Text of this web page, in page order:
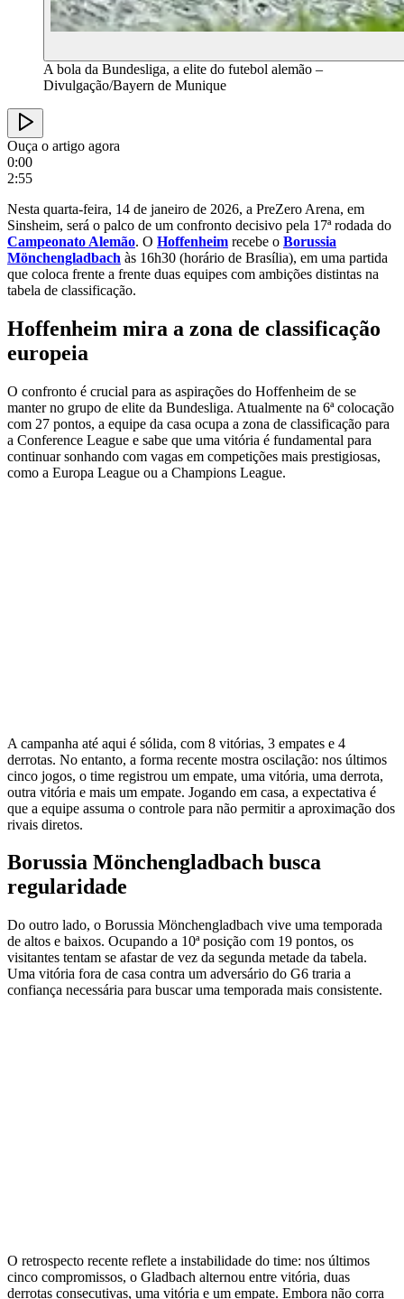
A bola da Bundesliga, a elite do futebol alemão –
Divulgação/Bayern de Munique
Ouça o artigo agora
0:00
2:55
Nesta quarta-feira, 14 de janeiro de 2026, a PreZero Arena, em
Sinsheim, será o palco de um confronto decisivo pela 17ª rodada do
Campeonato Alemão. O Hoffenheim recebe o Borussia
Mönchengladbach às 16h30 (horário de Brasília), em uma partida
que coloca frente a frente duas equipes com ambições distintas na
tabela de classificação.
Hoffenheim mira a zona de classificação
europeia
O confronto é crucial para as aspirações do Hoffenheim de se
manter no grupo de elite da Bundesliga. Atualmente na 6ª colocação
com 27 pontos, a equipe da casa ocupa a zona de classificação para
a Conference League e sabe que uma vitória é fundamental para
continuar sonhando com vagas em competições mais prestigiosas,
como a Europa League ou a Champions League.
A campanha até aqui é sólida, com 8 vitórias, 3 empates e 4
derrotas. No entanto, a forma recente mostra oscilação: nos últimos
cinco jogos, o time registrou um empate, uma vitória, uma derrota,
outra vitória e mais um empate. Jogando em casa, a expectativa é
que a equipe assuma o controle para não permitir a aproximação dos
rivais diretos.
Borussia Mönchengladbach busca
regularidade
Do outro lado, o Borussia Mönchengladbach vive uma temporada
de altos e baixos. Ocupando a 10ª posição com 19 pontos, os
visitantes tentam se afastar de vez da segunda metade da tabela.
Uma vitória fora de casa contra um adversário do G6 traria a
confiança necessária para buscar uma temporada mais consistente.
O retrospecto recente reflete a instabilidade do time: nos últimos
cinco compromissos, o Gladbach alternou entre vitória, duas
derrotas consecutivas, uma vitória e um empate. Embora não corra